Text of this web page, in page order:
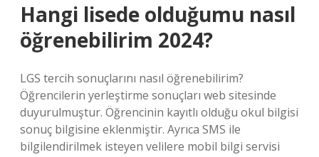
Hangi lisede olduğumu nasıl
öğrenebilirim 2024?
LGS tercih sonuçlarını nasıl öğrenebilirim?
Öğrencilerin yerleştirme sonuçları web sitesinde
duyurulmuştur. Öğrencinin kayıtlı olduğu okul bilgisi
sonuç bilgisine eklenmiştir. Ayrıca SMS ile
bilgilendirilmek isteyen velilere mobil bilgi servisi